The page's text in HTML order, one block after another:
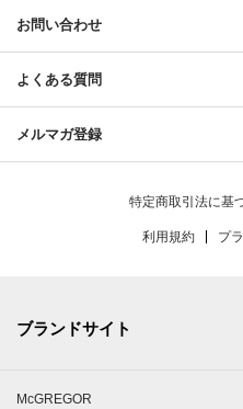
お問い合わせ
よくある質問
メルマガ登録
特定商取引法に基
利用規約 プ
ブランドサイト
McGREGOR